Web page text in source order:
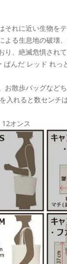
それに近い生物を
よる生息地の破壊
り、絶滅危惧され
ぱんだ レッド れっ
お散歩バッグなど
入れると数センチ
オンス